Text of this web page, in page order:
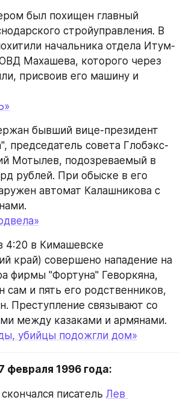
был похищен главный
стройуправления. В
начальника отдела Итум-
Махашева, которого через
присвоив его машину и
бывший вице-президент
председатель совета Глобэкс-
Мотылев, подозреваемый в
рублей. При обыске в его
автомат Калашникова с
4:20 в Кимашевске
край) совершено нападение на
фирмы "Фортуна" Геворкяна,
сам и пять его родственников,
Преступление связывают со
между казаками и армянами.
убийцы подожгли дом»
февраля 1996 года:
писатель Лев